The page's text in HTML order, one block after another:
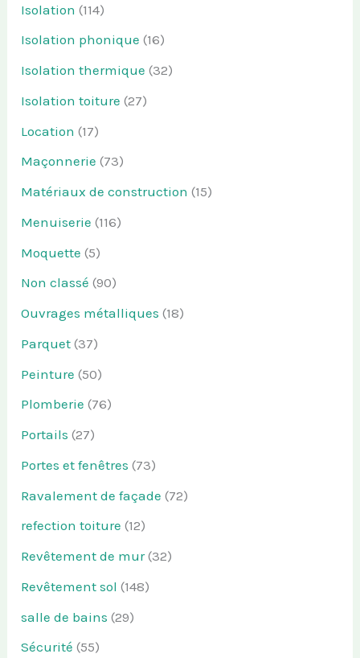
Isolation (114)
Isolation phonique (16)
Isolation thermique (32)
Isolation toiture (27)
Location (17)
Maçonnerie (73)
Matériaux de construction (15)
Menuiserie (116)
Moquette (5)
Non classé (90)
Ouvrages métalliques (18)
Parquet (37)
Peinture (50)
Plomberie (76)
Portails (27)
Portes et fenêtres (73)
Ravalement de façade (72)
refection toiture (12)
Revêtement de mur(32)
Revêtement sol (148)
salle de bains (29)
Sécurité (55)